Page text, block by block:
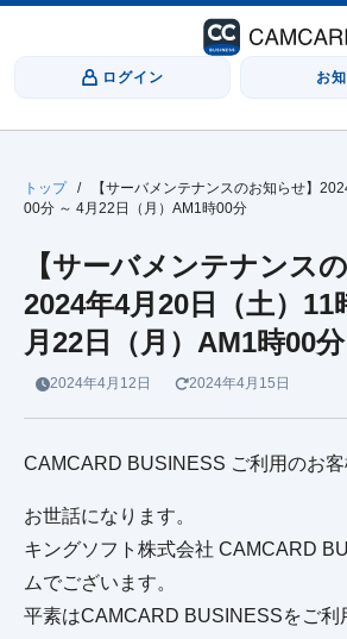
ログイン お
トップ /
【サーバメンテナンスのお知らせ】
00分 ～ 4月22日（月）AM1時00分
【サーバメンテナンス
2024年4月20日（土）11
月22日（月）AM1時00分
2024年4月12日 2024年4月15日
CAMCARD BUSINESS ご利用のお
お世話になります。
キングソフト株式会社 CAMCARD
ムでございます。
平素はCAMCARD BUSINESSをご利